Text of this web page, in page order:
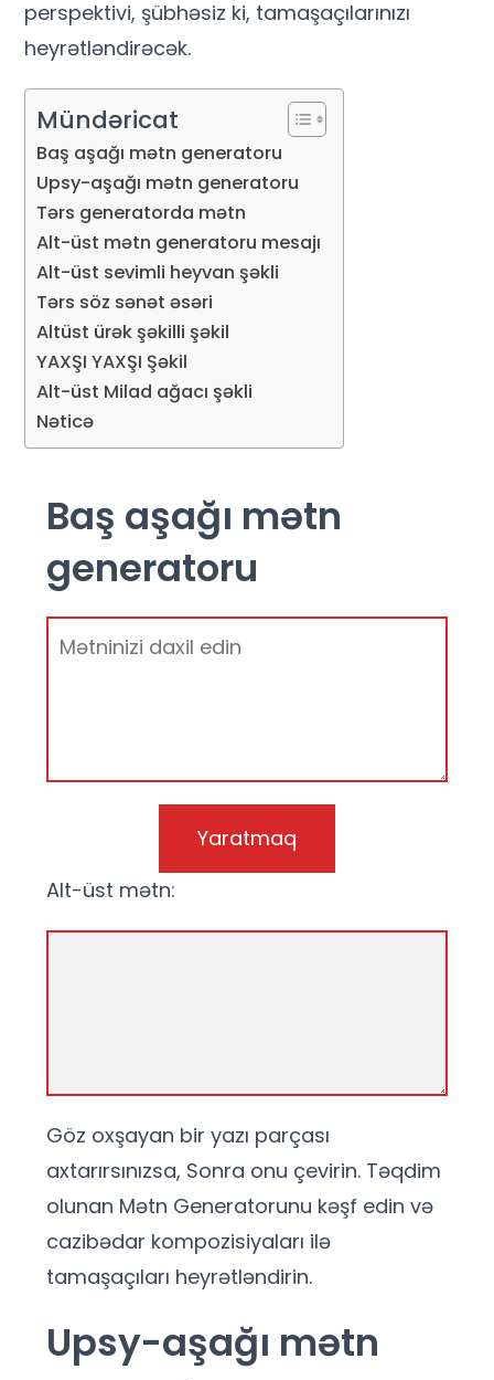
perspektivi, şübhəsiz ki, tamaşaçılarınızı
heyrətləndirəcək.
Mündəricat
Baş aşağı mətn generatoru
Upsy-aşağı mətn generatoru
Tərs generatorda mətn
Alt-üst mətn generatoru mesajı
Alt-üst sevimli heyvan şəkli
Tərs söz sənət əsəri
Altüst ürək şəkilli şəkil
YAXŞI YAXŞI Şəkil
Alt-üst Milad ağacı şəkli
Nəticə
Baş aşağı mətn
generatoru
Yaratmaq
Alt-üst mətn:
Göz oxşayan bir yazı parçası
axtarırsınızsa, Sonra onu çevirin. Təqdim
olunan Mətn Generatorunu kəşf edin və
cazibədar kompozisiyaları ilə
tamaşaçıları heyrətləndirin.
Upsy-aşağı mətn